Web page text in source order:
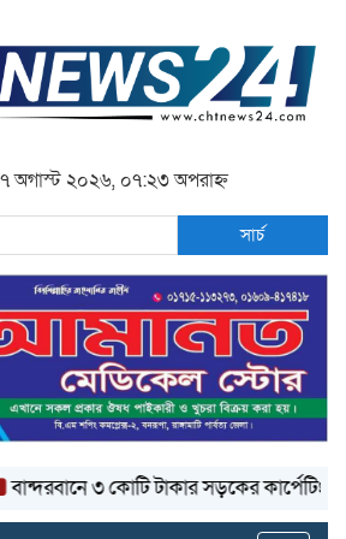
অগাস্ট ২০২৬, ০৭:২৩ অপরাহ্ন
সার্চ
৩ কোটি টাকার সড়কের কার্পেটিং উঠে